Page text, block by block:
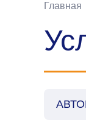
Главная